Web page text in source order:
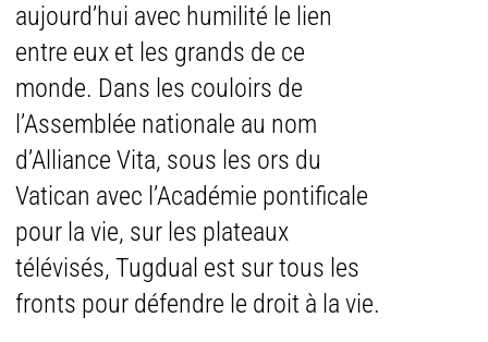
aujourd’hui avec humilité le lien
entre eux et les grands de ce
monde. Dans les couloirs de
l’Assemblée nationale au nom
d’Alliance Vita, sous les ors du
Vatican avec l’Académie pontificale
pour la vie, sur les plateaux
télévisés, Tugdual est sur tous les
fronts pour défendre le droit à la vie.